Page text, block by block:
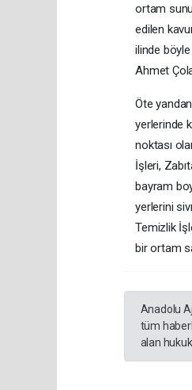
ortam
edilen
ilinde
Ahmet
Öte
yerlerinde
noktası
İşleri,
bayram
yerlerini
Temizlik
bir ortam
Anadolu
tüm
alan